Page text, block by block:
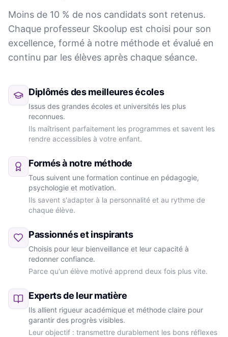
Moins de 10 % de nos candidats sont retenus.
Chaque professeur Skoolup est choisi pour son
excellence, formé à notre méthode et évalué en
continu par les élèves après chaque séance.
Diplômés des meilleures écoles
Issus des grandes écoles et universités les plus
reconnues.
Ils maîtrisent parfaitement les programmes et savent les
rendre accessibles à votre enfant.
Formés à notre méthode
Tous suivent une formation continue en pédagogie,
psychologie et motivation.
Ils savent s'adapter à la personnalité et au rythme de
chaque élève.
Passionnés et inspirants
Choisis pour leur bienveillance et leur capacité à
redonner confiance.
Parce qu'un élève motivé apprend deux fois plus vite.
Experts de leur matière
Ils allient rigueur académique et méthode claire pour
garantir des progrès visibles.
Leur objectif : transmettre durablement les bons réflexes